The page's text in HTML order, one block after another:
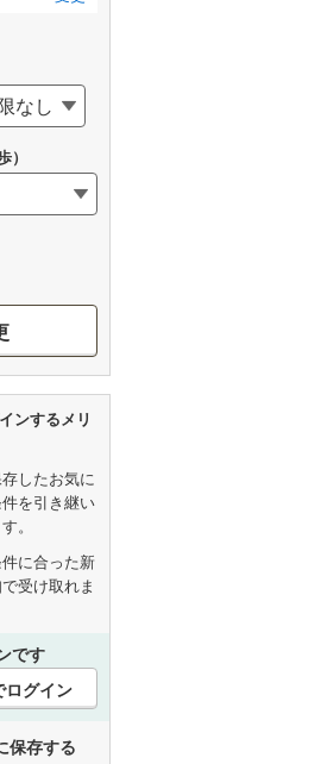
ンするメリ
したお気に
を引き継い
。
に合った新
受け取れま
です
グイン
保存する